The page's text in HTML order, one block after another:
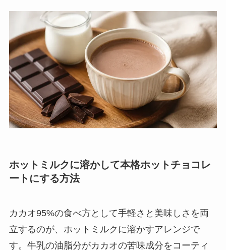
ホットミルクに溶かして本格ホットチョコレ
ートにする方法
カカオ95%の食べ方として手軽さと美味しさを両
立するのが、ホットミルクに溶かすアレンジで
す。牛乳の油脂分がカカオの苦味成分をコーティ